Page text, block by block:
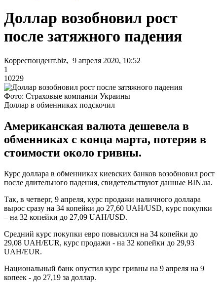
Доллар возобновил рост
после затяжного падения
Корреспондент.biz, 9 апреля 2020, 10:52
1
10229
Фото: Страховые компании Украины
Доллар в обменниках подскочил
Американская валюта дешевела в
обменниках с конца марта, потеряв в
стоимости около гривны.
Курс доллара в обменниках киевских банков возобновил рост
после длительного падения, свидетельствуют данные BIN.ua.
Так, в четверг, 9 апреля, курс продажи наличного доллара
вырос сразу на 34 копейки до 27,60 UAH/USD, курс покупки
– на 32 копейки до 27,09 UAH/USD.
Средний курс покупки евро повысился на 34 копейки до
29,08 UAH/EUR, курс продажи - на 32 копейки до 29,93
UAH/EUR.
Национальный банк опустил курс гривны на 9 апреля на 9
копеек - до 27,19 за доллар.